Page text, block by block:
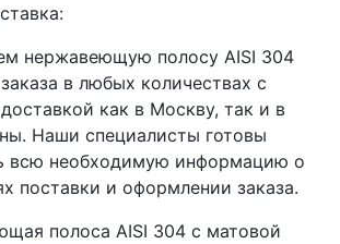
нержавеющую полосу AISI 304
в любых количествах с
как в Москву, так и в
Наши специалисты готовы
всю необходимую информацию о
поставки и оформлении заказа.
полоса AISI 304 с матовой